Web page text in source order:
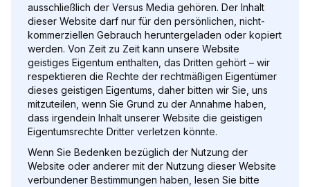
ausschließlich der Versus Media gehören. Der Inhalt
dieser Website darf nur für den persönlichen, nicht-
kommerziellen Gebrauch heruntergeladen oder kopiert
werden. Von Zeit zu Zeit kann unsere Website
geistiges Eigentum enthalten, das Dritten gehört – wir
respektieren die Rechte der rechtmäßigen Eigentümer
dieses geistigen Eigentums, daher bitten wir Sie, uns
mitzuteilen, wenn Sie Grund zu der Annahme haben,
dass irgendein Inhalt unserer Website die geistigen
Eigentumsrechte Dritter verletzen könnte.
Wenn Sie Bedenken bezüglich der Nutzung der
Website oder anderer mit der Nutzung dieser Website
verbundener Bestimmungen haben, lesen Sie bitte